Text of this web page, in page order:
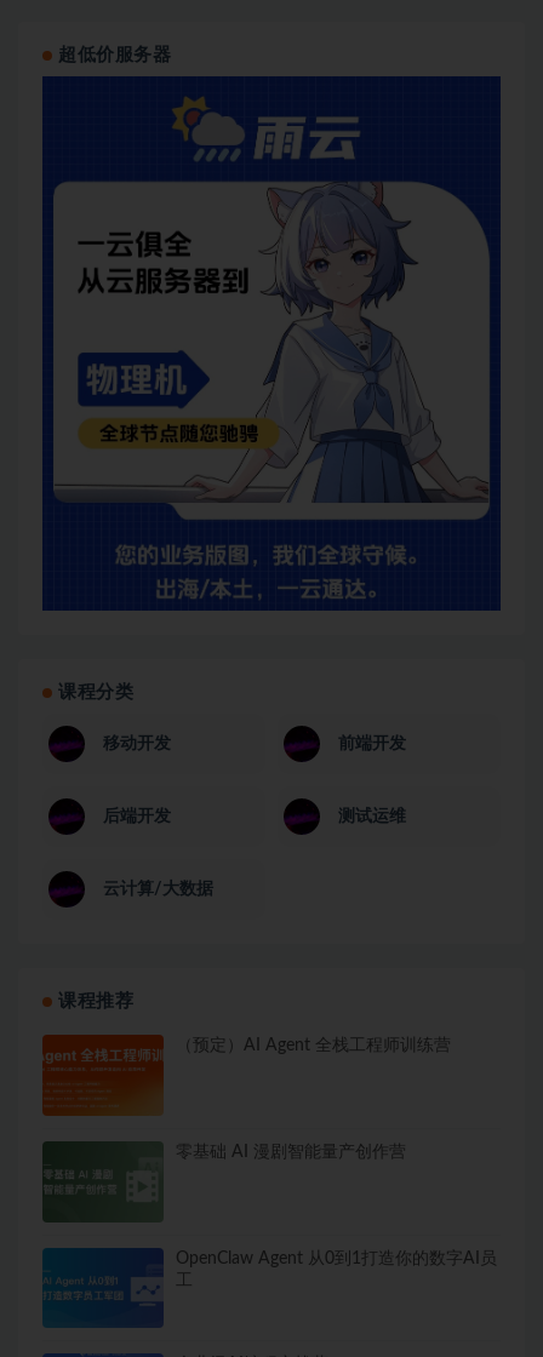
超低价服务器
课程分类
移动开发 前端开发
后端开发 测试运维
云计算/大数据
课程推荐
（预定）AI Agent 全栈工程师训练营
零基础 AI 漫剧智能量产创作营
OpenClaw Agent 从0到1打造你的数字AI员